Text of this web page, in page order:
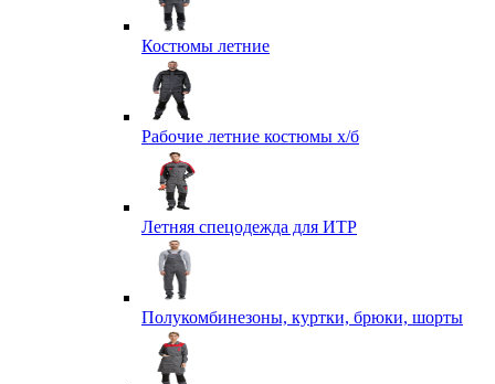
Костюмы летние
Рабочие летние костюмы х/б
Летняя спецодежда для ИТР
Полукомбинезоны, куртки, брюки, шорты